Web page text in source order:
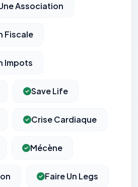
Association
Fiscale
Impots
Save Life
Crise Cardiaque
Mécène
Faire Un Legs